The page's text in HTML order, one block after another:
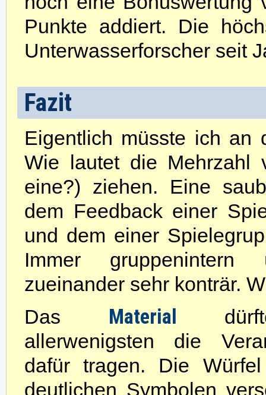
Punkte addiert. Die
Unterwasserforscher seit
Fazit
Eigentlich müsste ich an
Wie lautet die Mehrzahl
eine?) ziehen. Eine
dem Feedback einer
und dem einer
Immer gruppenintern
zueinander sehr konträr.
Das Material
allerwenigsten die
dafür tragen. Die
deutlichen Symbolen